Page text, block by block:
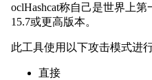
oclHashcat称自己是世界上
15.7或更高版本。
此工具使用以下攻击模式进
直接